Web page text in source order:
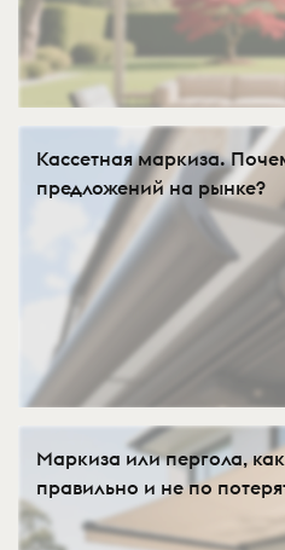
Кассетная маркиза.
предложений на рынке?
Маркиза или пергола,
правильно и не по